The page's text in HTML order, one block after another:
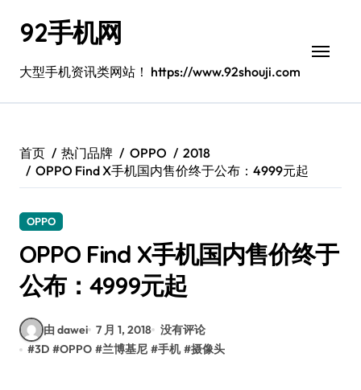
92手机网
大型手机资讯类网站！ https://www.92shouji.com
首页 热门品牌 OPPO
2018
OPPO Find X手机国内售价终于公布：4999元起
OPPO
OPPO Find X手机国内售价终于
公布：4999元起
由 dawei 7 月 1, 2018 没有评论
#3D #OPPO #兰博基尼 #手机 #摄像头